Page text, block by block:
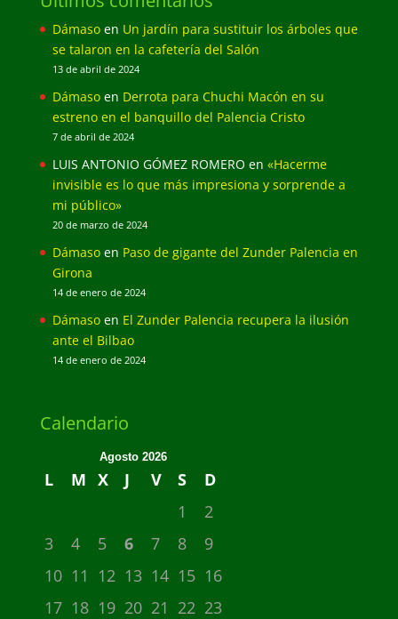
Dámasoen Un jardín para sustituir los árboles que
se talaron en la cafetería del Salón
13 de abril de 2024
Dámasoen Derrota para Chuchi Macón en su
estreno en el banquillo del Palencia Cristo
7 de abril de 2024
LUIS ANTONIO GÓMEZ ROMERO en «Hacerme
invisible es lo que más impresiona y sorprende a
mi público»
20 de marzo de 2024
Dámasoen Paso de gigante del Zunder Palencia en
Girona
14 de enero de 2024
Dámasoen El Zunder Palencia recupera la ilusión
ante el Bilbao
14 de enero de 2024
Calendario
Agosto 2026
L M X J V S
D
1
2
3
4 5 6 7 8
9
10 11 12 13 14 15 16
17 18 19 20 21 22 23